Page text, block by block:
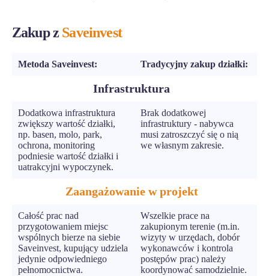
Zakup z Saveinvest
Metoda Saveinvest: Tradycyjny zakup działki:
Infrastruktura
Dodatkowa infrastruktura
zwiększy wartość działki,
np. basen, molo, park,
ochrona, monitoring
podniesie wartość działki i
uatrakcyjni wypoczynek.
Brak dodatkowej
infrastruktury - nabywca
musi zatroszczyć się o nią
we własnym zakresie.
Zaangażowanie w projekt
Całość prac nad
przygotowaniem miejsc
wspólnych bierze na siebie
Saveinvest, kupujący udziela
jedynie odpowiedniego
pełnomocnictwa.
Wszelkie prace na
zakupionym terenie (m.in.
wizyty w urzędach, dobór
wykonawców i kontrola
postępów prac) należy
koordynować samodzielnie.